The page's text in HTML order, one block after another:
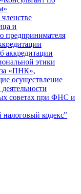
и
предпринимателя
аккредитации
этики
«ПНК»,
осуществление
советах при ФНС и
кодекс"